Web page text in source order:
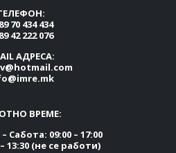
70 434 434
42 222 076
АДРЕСА:
ВРЕМЕ:
Сабота: 09:00 – 17:00
13:30 (не се работи)